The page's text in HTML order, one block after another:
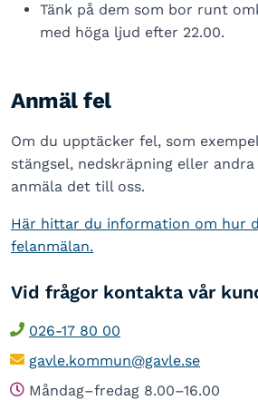
Tänk på dem som bor runt
med höga ljud efter 22.00.
Anmäl fel
Om du upptäcker fel, som
stängsel, nedskräpning eller
anmäla det till oss.
Här hittar du information om hur
felanmälan.
Vid frågor kontakta vår
026-17 80 00
gavle.kommun@gavle.se
Måndag–fredag 8.00–16.00